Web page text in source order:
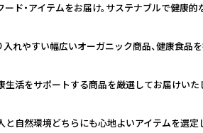
ド・アイテムをお届け。サステナブルで健康
れやすい幅広いオーガニック商品、健康食品
活をサポートする商品を厳選してお届けいた
自然環境どちらにも心地よいアイテムを選定